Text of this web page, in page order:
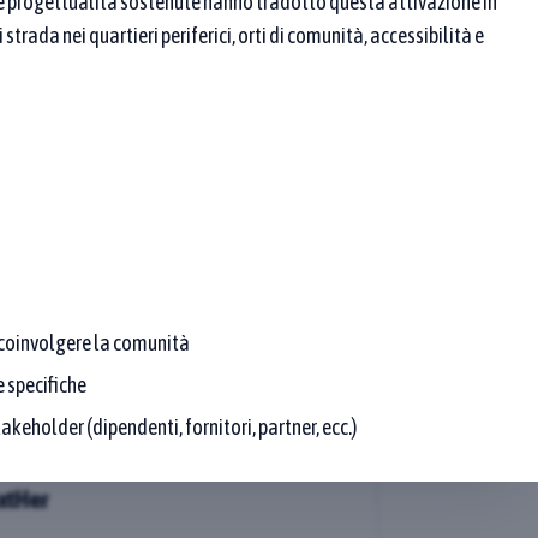
le pratiche che rispettano sia il testo sia l’area.
destinare parte delle
generate al
distribuisce gli utili ai
trattenuti dalla
nei quartieri periferici, orti di comunità, accessibilità e
la comunità
(dipendenti, fornitori, partner, ecc.)